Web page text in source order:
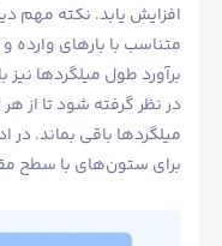
افزایش یابد. نکته مهم
متناسب با بارهای
برآورد طول میلگردها
در نظر گرفته شود تا از
میلگردها باقی بماند. در
برای ستون‌های با سطح